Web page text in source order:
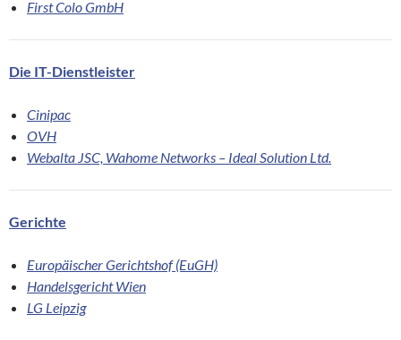
First Colo GmbH
Die IT-Dienstleister
Cinipac
OVH
Webalta JSC, Wahome Networks – Ideal Solution Ltd.
Gerichte
Europäischer Gerichtshof (EuGH)
Handelsgericht Wien
LG Leipzig